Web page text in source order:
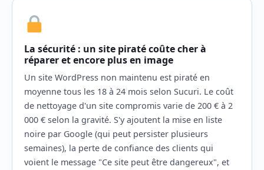
La sécurité : un site piraté coûte cher à
réparer et encore plus en image
Un site WordPress non maintenu est piraté en
moyenne tous les 18 à 24 mois selon Sucuri. Le coût
de nettoyage d'un site compromis varie de 200 € à 2
000 € selon la gravité. S'y ajoutent la mise en liste
noire par Google (qui peut persister plusieurs
semaines), la perte de confiance des clients qui
voient le message "Ce site peut être dangereux", et